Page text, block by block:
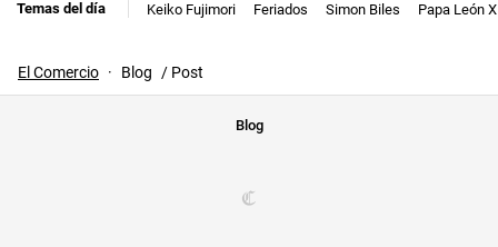
Temas del día Keiko Fujimori Feriados Simon Biles Papa León
El Comercio · Blog / Post
Blog